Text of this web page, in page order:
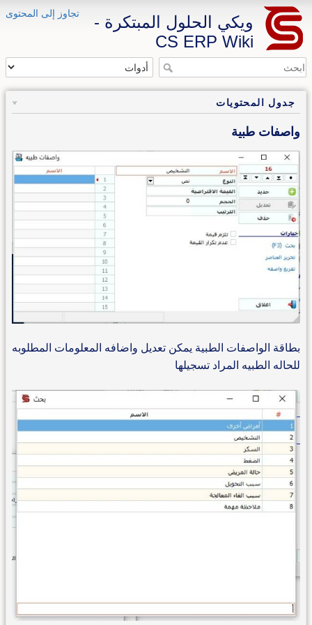
تجاوز إلى المحتوى
ويكي الحلول المبتكرة -
CS ERP Wiki
جدول المحتويات
واصفات طبية
بطاقة الواصفات الطبية يمكن تعديل واضافه المعلومات المطلوبه
للحاله الطبيه المراد تسجيلها